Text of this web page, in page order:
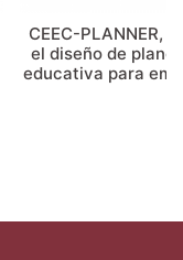
CEEC-PLANNER,
el diseño de
educativa para